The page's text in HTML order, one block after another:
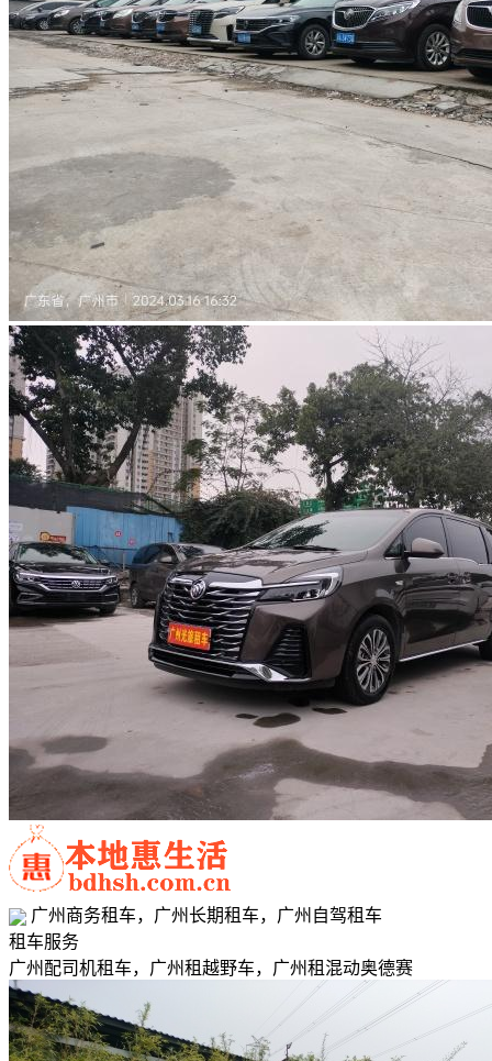
广州商务租车，广州长期租车，广州自驾租车
租车服务
广州配司机租车，广州租越野车，广州租混动奥德赛